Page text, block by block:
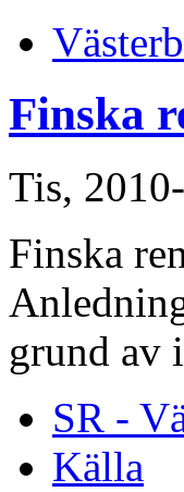
Finska
Tis,
Finska
grund av
SR -
Källa